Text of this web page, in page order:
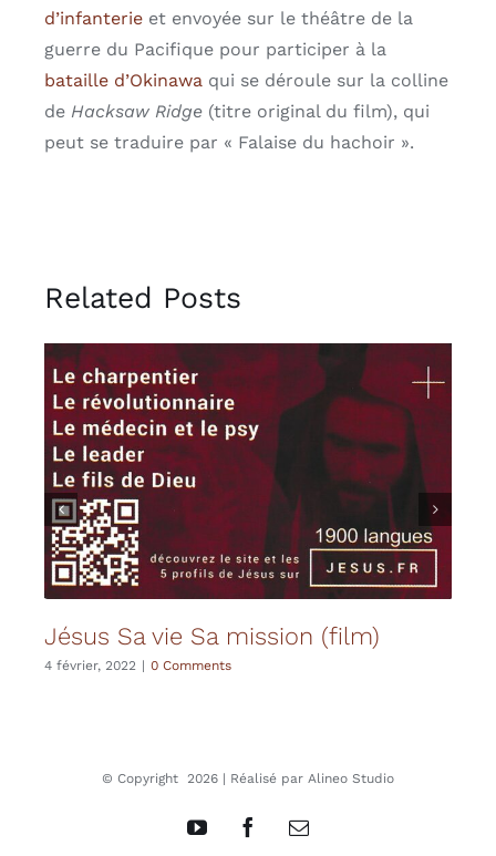
d’infanterie et envoyée sur le théâtre de la
guerre du Pacifique pour participer à la
bataille d’Okinawa qui se déroule sur la colline
de Hacksaw Ridge (titre original du film), qui
peut se traduire par « Falaise du hachoir ».
Related Posts
Jésus Sa vie Sa mission (film)
4 février, 2022 | 0 Comments
© Copyright 2026 | Réalisé par Alineo Studio
YouTubeFacebookEmail